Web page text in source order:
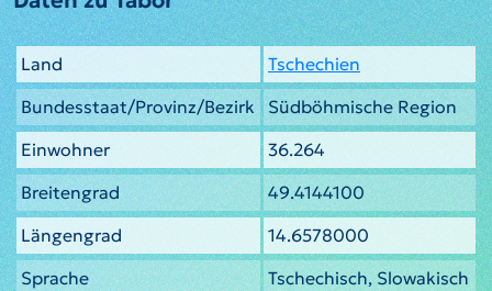
Land
Tschechien
Bundesstaat/Provinz/Bezirk
Südböhmische Region
Einwohner
36.264
Breitengrad
49.4144100
Längengrad
14.6578000
Sprache
Tschechisch, Slowakisch